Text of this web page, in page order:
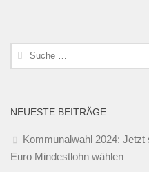
Suche
nach:
NEUESTE BEITRÄGE
Kommunalwahl 2024:
Euro Mindestlohn wählen